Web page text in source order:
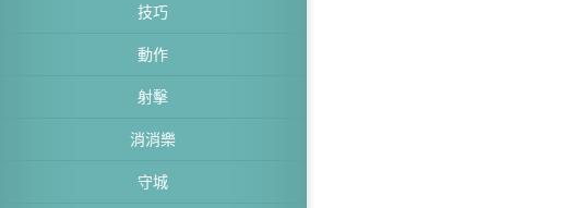
技巧
動作
射擊
消消樂
守城